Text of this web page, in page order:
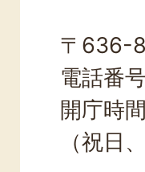
TOWN
〒636-
電話番
開庁時
（祝日